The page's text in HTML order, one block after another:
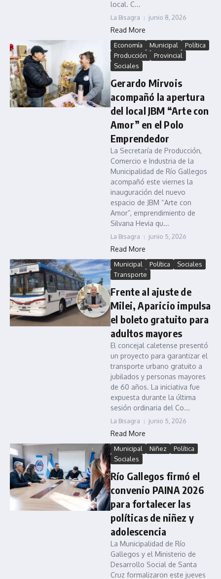
local. C...
La Bisagra junio 8, 2026
Read More
Economía Municipal
Política
Producción
Provincial
Sociales
Gerardo Mirvois
acompañó la apertura
del local JBM “Arte con
Amor” en el Polo
Emprendedor
La Secretaría de Producción,
Comercio e Industria de la
Municipalidad de Río Gallegos
acompañó este viernes la
inauguración del nuevo
espacio de JBM “Arte con
Amor”, emprendimiento de
Silvana Hevia qu...
La Bisagra junio 5, 2026
Read More
Municipal Política
Sociales
Transporte
Frente al ajuste de
Milei, Aparicio impulsa
el boleto gratuito para
adultos mayores
El concejal caletense presentó
un proyecto para garantizar el
transporte urbano gratuito a
jubilados y personas mayores
de 60 años. La iniciativa fue
expuesta durante la última
sesión ordinaria del Co...
La Bisagra junio 5, 2026
Read More
Municipal Niñez
Política
Sociales
Río Gallegos firmó el
convenio PAINA 2026
para fortalecer las
políticas de niñez y
adolescencia
La Municipalidad de Río
Gallegos y el Ministerio de
Desarrollo Social de Santa
Cruz formalizaron este jueves